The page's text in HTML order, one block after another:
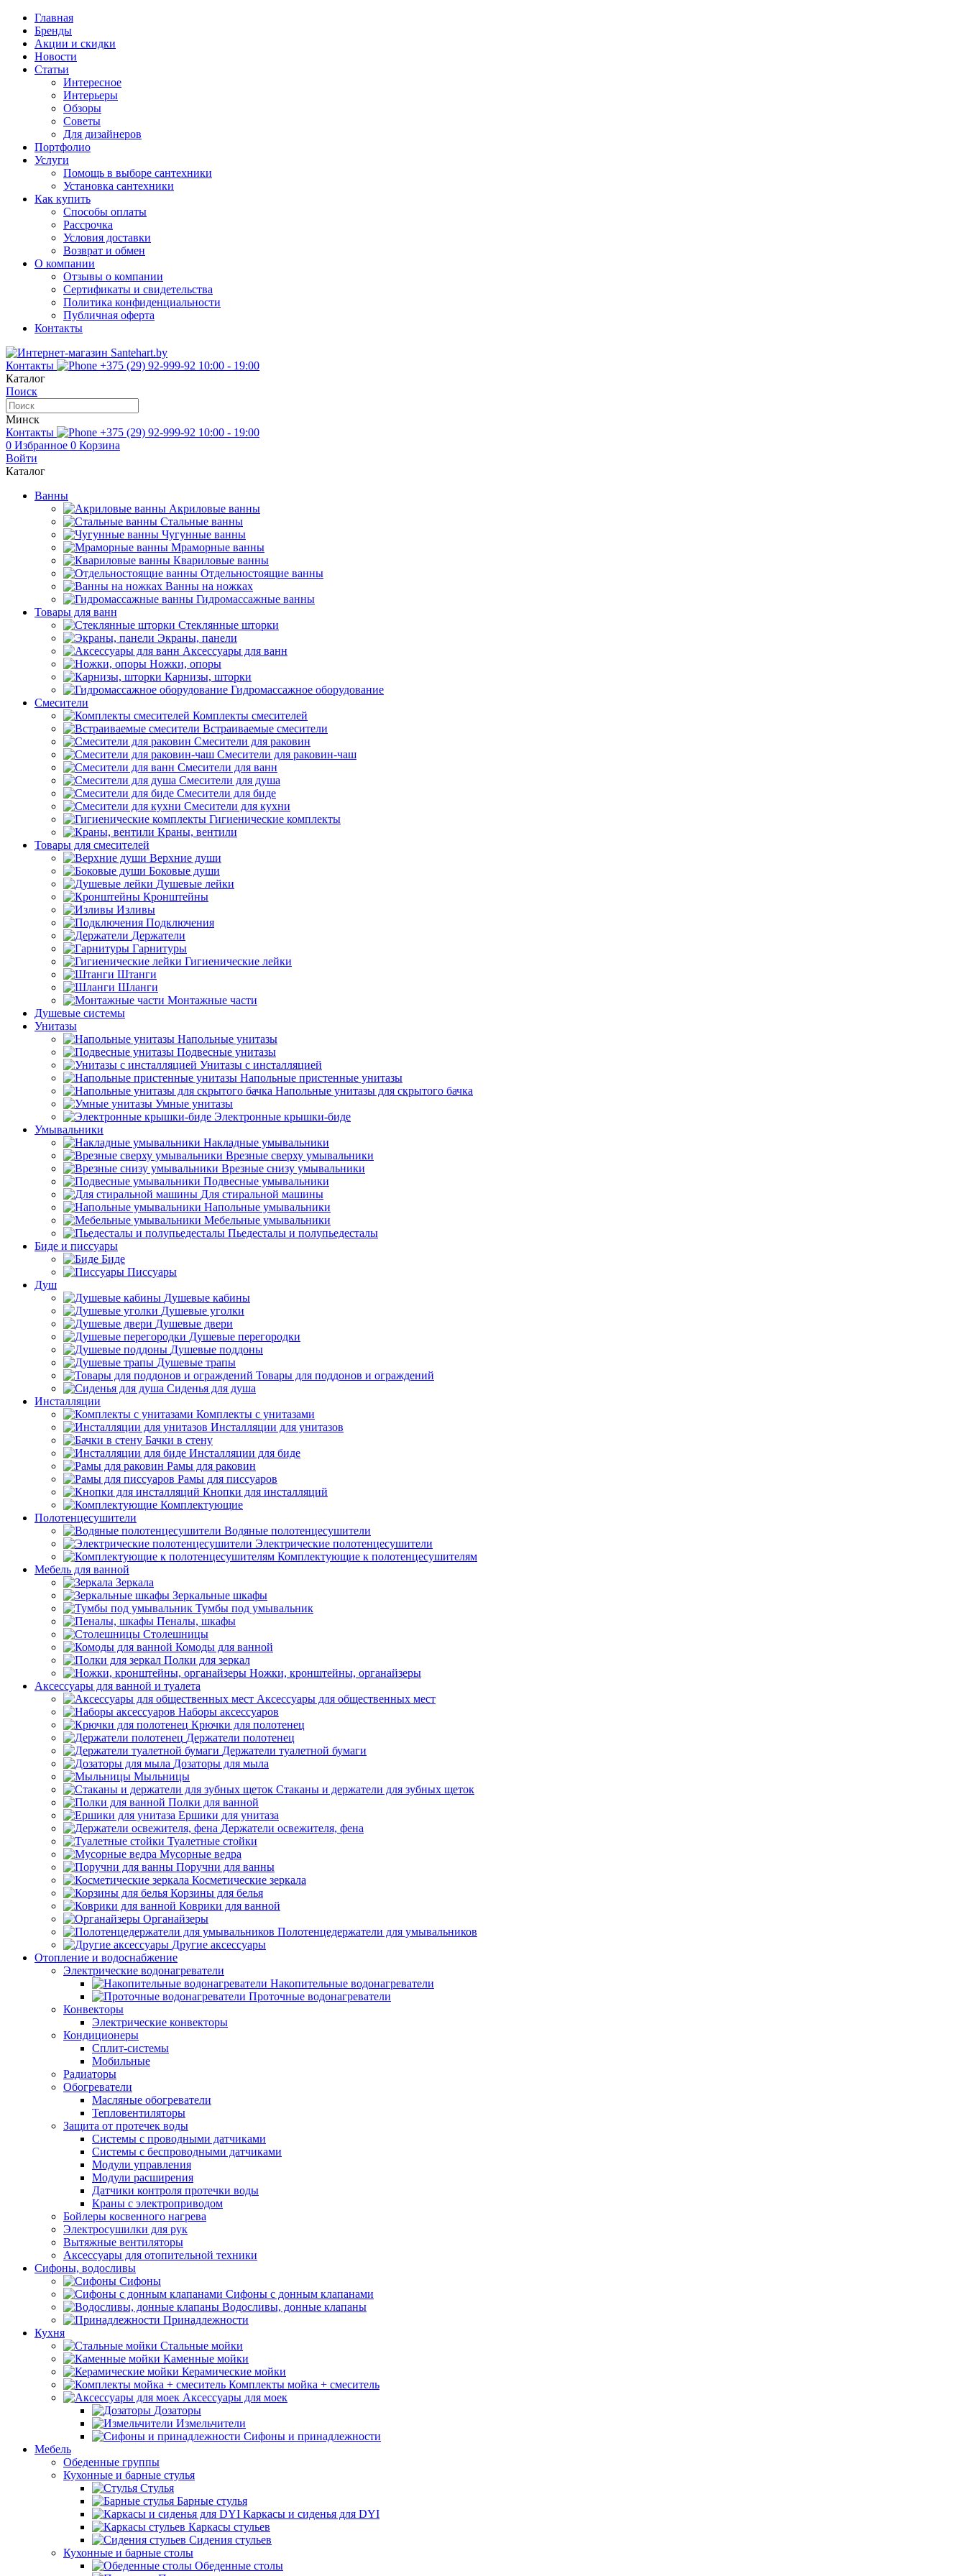
Главная
Бренды
Акции и скидки
Новости
Статьи
Интересное
Интерьеры
Обзоры
Советы
Для дизайнеров
Портфолио
Услуги
Помощь в выборе сантехники
Установка сантехники
Как купить
Способы оплаты
Рассрочка
Условия доставки
Возврат и обмен
О компании
Отзывы о компании
Сертификаты и свидетельства
Политика конфиденциальности
Публичная оферта
Контакты
Контакты +375 (29) 92-999-92 10:00 - 19:00
Каталог
Поиск
Минск
Контакты
+375 (29) 92-999-92 10:00 - 19:00
0 Избранное 0 Корзина
Войти
Каталог
Ванны
Акриловые ванны
Стальные ванны
Чугунные ванны
Мраморные ванны
Квариловые ванны
Отдельностоящие ванны
Ванны на ножках
Гидромассажные ванны
Товары для ванн
Стеклянные шторки
Экраны, панели
Аксессуары для ванн
Ножки, опоры
Карнизы, шторки
Гидромассажное оборудование
Смесители
Комплекты смесителей
Встраиваемые смесители
Смесители для раковин
Смесители для раковин-чаш
Смесители для ванн
Смесители для душа
Смесители для биде
Смесители для кухни
Гигиенические комплекты
Краны, вентили
Товары для смесителей
Верхние души
Боковые души
Душевые лейки
Кронштейны
Изливы
Подключения
Держатели
Гарнитуры
Гигиенические лейки
Штанги
Шланги
Монтажные части
Душевые системы
Унитазы
Напольные унитазы
Подвесные унитазы
Унитазы с инсталляцией
Напольные пристенные унитазы
Напольные унитазы для скрытого бачка
Умные унитазы
Электронные крышки-биде
Умывальники
Накладные умывальники
Врезные сверху умывальники
Врезные снизу умывальники
Подвесные умывальники
Для стиральной машины
Напольные умывальники
Мебельные умывальники
Пьедесталы и полупьедесталы
Биде и писсуары
Биде
Писсуары
Душ
Душевые кабины
Душевые уголки
Душевые двери
Душевые перегородки
Душевые поддоны
Душевые трапы
Товары для поддонов и ограждений
Сиденья для душа
Инсталляции
Комплекты с унитазами
Инсталляции для унитазов
Бачки в стену
Инсталляции для биде
Рамы для раковин
Рамы для писсуаров
Кнопки для инсталляций
Комплектующие
Полотенцесушители
Водяные полотенцесушители
Электрические полотенцесушители
Комплектующие к полотенцесушителям
Мебель для ванной
Зеркала
Зеркальные шкафы
Тумбы под умывальник
Пеналы, шкафы
Столешницы
Комоды для ванной
Полки для зеркал
Ножки, кронштейны, органайзеры
Аксессуары для ванной и туалета
Аксессуары для общественных мест
Наборы аксессуаров
Крючки для полотенец
Держатели полотенец
Держатели туалетной бумаги
Дозаторы для мыла
Мыльницы
Стаканы и держатели для зубных щеток
Полки для ванной
Ершики для унитаза
Держатели освежителя, фена
Туалетные стойки
Мусорные ведра
Поручни для ванны
Косметические зеркала
Корзины для белья
Коврики для ванной
Органайзеры
Полотенцедержатели для умывальников
Другие аксессуары
Отопление и водоснабжение
Электрические водонагреватели
Накопительные водонагреватели
Проточные водонагреватели
Конвекторы
Электрические конвекторы
Кондиционеры
Сплит-системы
Мобильные
Радиаторы
Обогреватели
Масляные обогреватели
Тепловентиляторы
Защита от протечек воды
Системы с проводными датчиками
Системы с беспроводными датчиками
Модули управления
Модули расширения
Датчики контроля протечки воды
Краны с электроприводом
Бойлеры косвенного нагрева
Электросушилки для рук
Вытяжные вентиляторы
Аксессуары для отопительной техники
Сифоны, водосливы
Сифоны
Сифоны с донным клапанами
Водосливы, донные клапаны
Принадлежности
Кухня
Стальные мойки
Каменные мойки
Керамические мойки
Комплекты мойка + смеситель
Аксессуары для моек
Дозаторы
Измельчители
Сифоны и принадлежности
Мебель
Обеденные группы
Кухонные и барные стулья
Стулья
Барные стулья
Каркасы и сиденья для DYI
Каркасы стульев
Сидения стульев
Кухонные и барные столы
Обеденные столы